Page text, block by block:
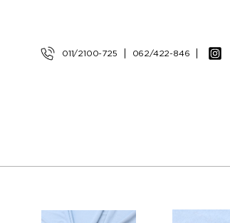
011/2100-725 062/422-846